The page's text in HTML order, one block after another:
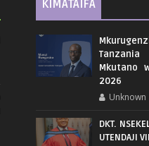
KIMATAIFA
Mkutano
2026
Unknown
DKT.
UTENDAJI